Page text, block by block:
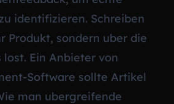
identifizieren. Schreiben
Produkt, sondern uber die
lost. Ein Anbieter von
Software sollte Artikel
man ubergreifende